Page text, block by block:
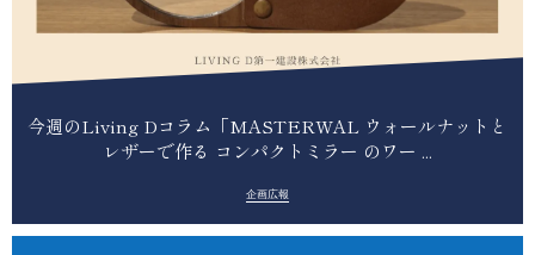
今週のLiving Dコラム「MASTERWAL ウォールナットと
レザーで作る コンパクトミラー のワー ...
企画広報